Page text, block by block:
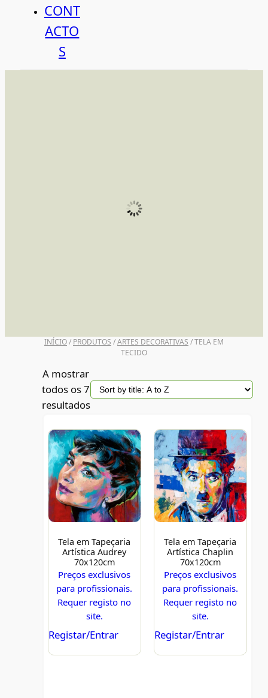
CONT
ACTO
S
INÍCIO/ PRODUTOS /ARTES DECORATIVAS / TELA EM
TECIDO
A mostrar
todos os 7
resultados
Tela em Tapeçaria
Artística Audrey
70x120cm
Preços exclusivos
para profissionais.
Requer registo no
site.
Registar/Entrar
Tela em Tapeçaria
Artística Chaplin
70x120cm
Preços exclusivos
para profissionais.
Requer registo no
site.
Registar/Entrar